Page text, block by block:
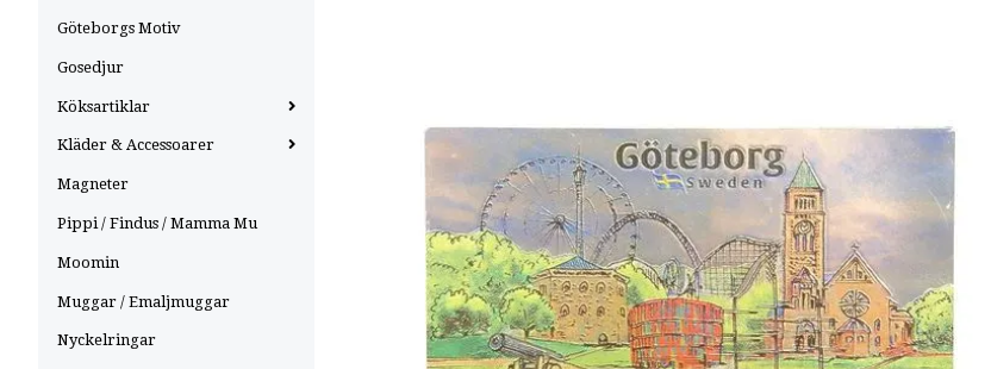
Göteborgs Motiv
Gosedjur
Köksartiklar
Kläder & Accessoarer
Magneter
Pippi / Findus / Mamma Mu
Moomin
Muggar / Emaljmuggar
Nyckelringar